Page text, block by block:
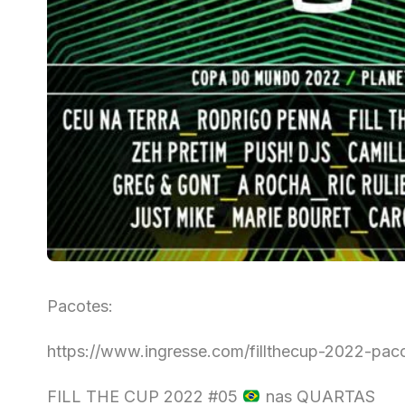
Pacotes:
https://www.ingresse.com/fillthecup-2022-
FILL THE CUP 2022 #05 nas QUARTAS